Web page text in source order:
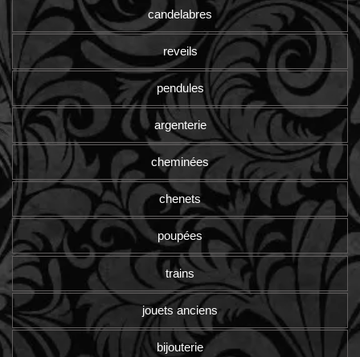
candelabres
reveils
pendules
argenterie
cheminées
chenets
poupées
trains
jouets anciens
bijouterie